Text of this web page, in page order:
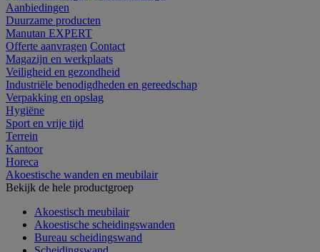
Aanbiedingen
Duurzame producten
Manutan EXPERT
Offerte aanvragen Contact
Magazijn en werkplaats
Veiligheid en gezondheid
Industriële benodigdheden en gereedschap
Verpakking en opslag
Hygiëne
Sport en vrije tijd
Terrein
Kantoor
Horeca
Akoestische wanden en meubilair
Bekijk de hele productgroep
Akoestisch meubilair
Akoestische scheidingswanden
Bureau scheidingswand